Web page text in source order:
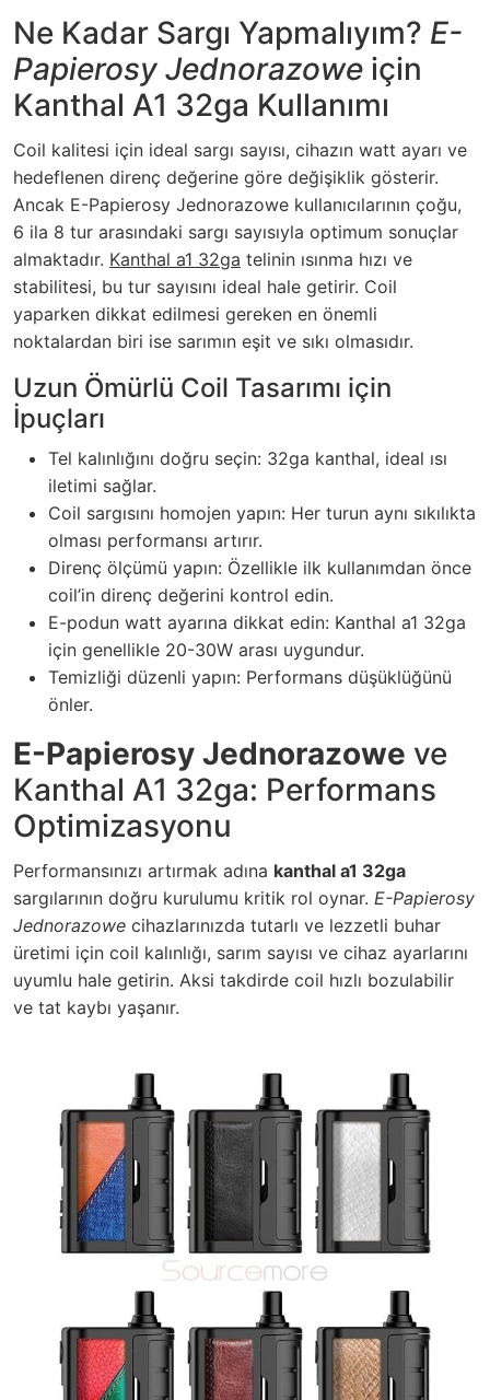
Ne Kadar Sargı Yapmalıyım? E-
Papierosy Jednorazowe için
Kanthal A1 32ga Kullanımı
Coil kalitesi için ideal sargı sayısı, cihazın watt ayarı ve
hedeflenen direnç değerine göre değişiklik gösterir.
Ancak E-Papierosy Jednorazowe kullanıcılarının çoğu,
6 ila 8 tur arasındaki sargı sayısıyla optimum sonuçlar
almaktadır. Kanthal a1 32ga telinin ısınma hızı ve
stabilitesi, bu tur sayısını ideal hale getirir. Coil
yaparken dikkat edilmesi gereken en önemli
noktalardan biri ise sarımın eşit ve sıkı olmasıdır.
Uzun Ömürlü Coil Tasarımı için
İpuçları
Tel kalınlığını doğru seçin: 32ga kanthal, ideal ısı
iletimi sağlar.
Coil sargısını homojen yapın: Her turun aynı sıkılıkta
olması performansı artırır.
Direnç ölçümü yapın: Özellikle ilk kullanımdan önce
coil’in direnç değerini kontrol edin.
E-podun watt ayarına dikkat edin: Kanthal a1 32ga
için genellikle 20-30W arası uygundur.
Temizliği düzenli yapın: Performans düşüklüğünü
önler.
E-Papierosy Jednorazowe ve
Kanthal A1 32ga: Performans
Optimizasyonu
Performansınızı artırmak adına kanthal a1 32ga
sargılarının doğru kurulumu kritik rol oynar. E-Papierosy
Jednorazowe cihazlarınızda tutarlı ve lezzetli buhar
üretimi için coil kalınlığı, sarım sayısı ve cihaz ayarlarını
uyumlu hale getirin. Aksi takdirde coil hızlı bozulabilir
ve tat kaybı yaşanır.